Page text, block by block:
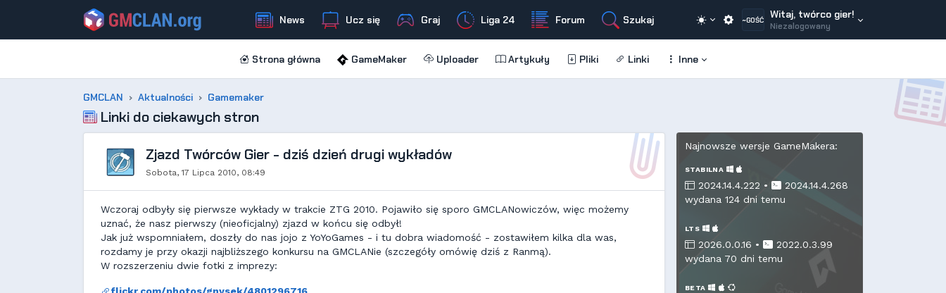
~GOŚĆ Witaj, twórco gier!
Niezalogowany
News Ucz się Graj Liga 24 Forum Szukaj
Strona główna GameMaker Uploader Artykuły Pliki Linki Inne
GMCLAN Aktualności Gamemaker
Linki do ciekawych stron
Zjazd Twórców Gier - dziś dzień drugi wykładów
Sobota, 17 Lipca 2010, 08:49
Wczoraj odbyły się pierwsze wykłady w trakcie ZTG 2010. Pojawiło się sporo GMCLANowiczów, więc możemy
uznać, że nasz pierwszy (nieoficjalny) zjazd w końcu się odbył!
Jak już wspomniałem, doszły do nas jojo z YoYoGames - i tu dobra wiadomość - zostawiłem kilka dla was,
rozdamy je przy okazji najbliższego konkursu na GMCLANie (szczegóły omówię dziś z Ranmą).
W rozszerzeniu dwie fotki z imprezy:
Najnowsze wersje GameMakera:
STABILNA
2024.14.4.222 •
2024.14.4.268
wydana 124 dni temu
LTS
2026.0.0.16 •
2022.0.3.99
wydana 70 dni temu
BETA